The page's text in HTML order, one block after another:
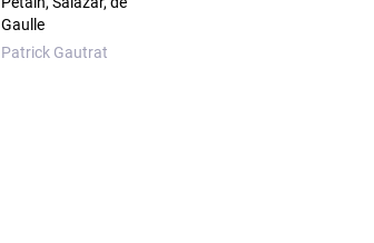
Gaulle
Patrick Gautrat